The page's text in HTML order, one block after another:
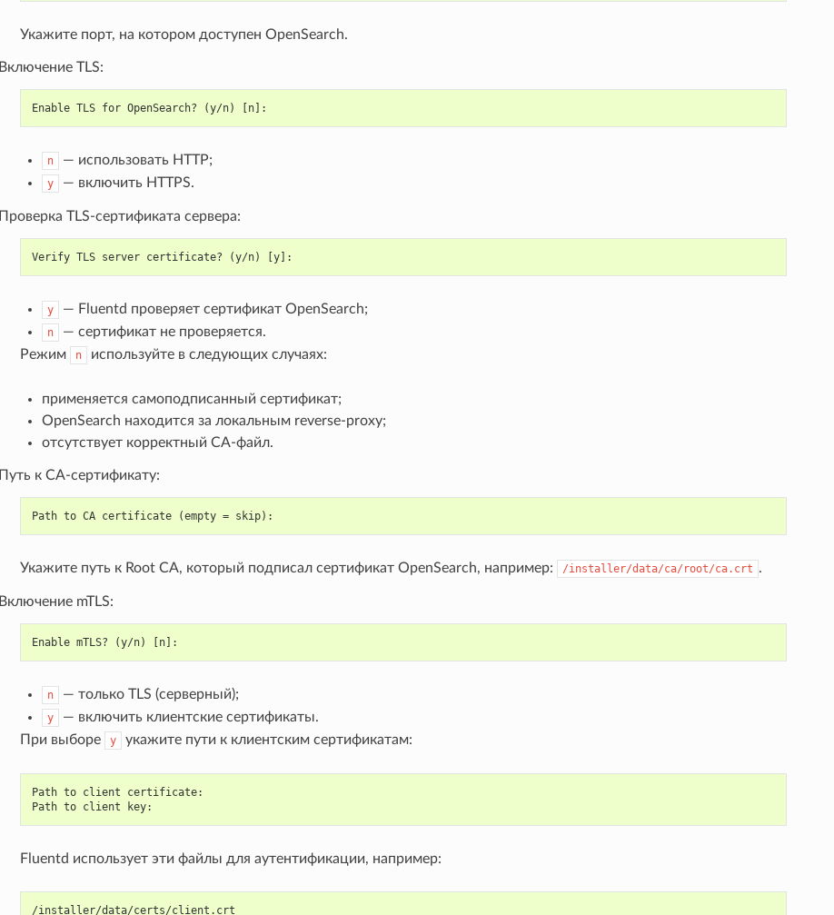
Укажите порт, на котором доступен OpenSearch.
Включение TLS:
Enable TLS for OpenSearch? (y/n) [n]:
n — использовать HTTP;
y — включить HTTPS.
Проверка TLS-сертификата сервера:
Verify TLS server certificate? (y/n) [y]:
y — Fluentd проверяет сертификат OpenSearch;
n
— сертификат не проверяется.
Режим
n используйте в следующих случаях:
применяется самоподписанный сертификат;
OpenSearch находится за локальным reverse-proxy;
отсутствует корректный CA-файл.
Путь к CA-сертификату:
Path to CA certificate (empty = skip):
Укажите путь к Root CA, который подписал сертификат OpenSearch, например: /installer/data/ca/root/ca.crt .
Включение mTLS:
Enable mTLS? (y/n) [n]:
n — только TLS (серверный);
y
— включить клиентские сертификаты.
При выборе
y укажите пути к клиентским сертификатам:
Path to client certificate:
Path to client key:
Fluentd использует эти файлы для аутентификации, например:
/installer/data/certs/client.crt